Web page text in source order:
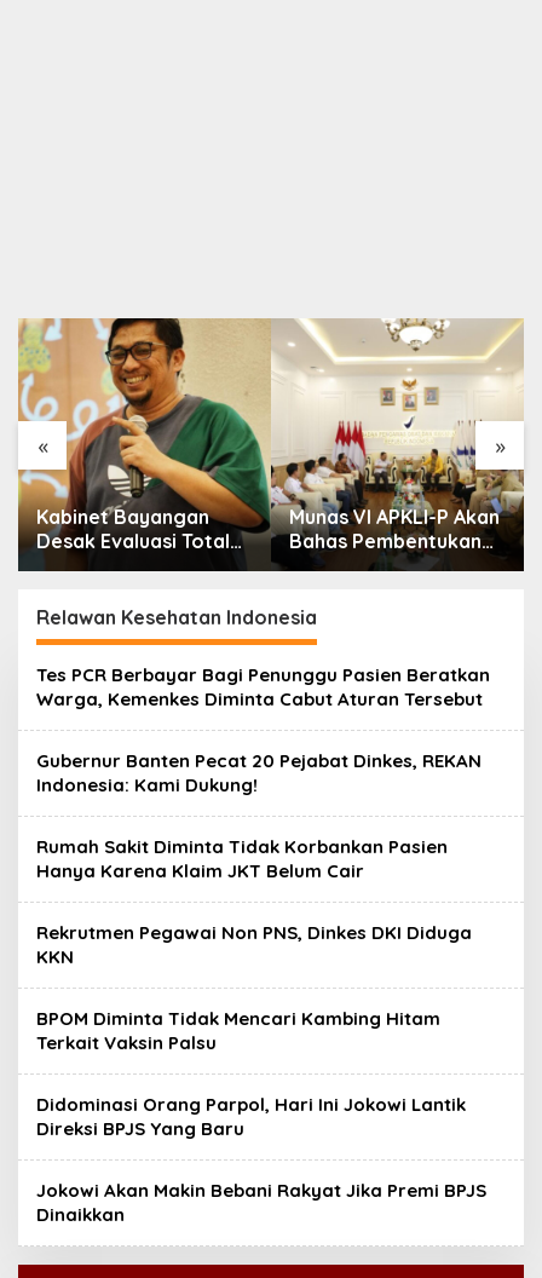
« »
Kabinet Bayangan
Desak Evaluasi Total
MBG Usai Rentetan
Munas VI APKLI-P Akan
Bahas Pembentukan
Badan Perekonomian
Penting Hadapi Bonus
Demografi
Relawan Kesehatan Indonesia
Tes PCR Berbayar Bagi Penunggu Pasien Beratkan
Warga, Kemenkes Diminta Cabut Aturan Tersebut
Gubernur Banten Pecat 20 Pejabat Dinkes, REKAN
Indonesia: Kami Dukung!
Rumah Sakit Diminta Tidak Korbankan Pasien
Hanya Karena Klaim JKT Belum Cair
Rekrutmen Pegawai Non PNS, Dinkes DKI Diduga
KKN
BPOM Diminta Tidak Mencari Kambing Hitam
Terkait Vaksin Palsu
Didominasi Orang Parpol, Hari Ini Jokowi Lantik
Direksi BPJS Yang Baru
Jokowi Akan Makin Bebani Rakyat Jika Premi BPJS
Dinaikkan